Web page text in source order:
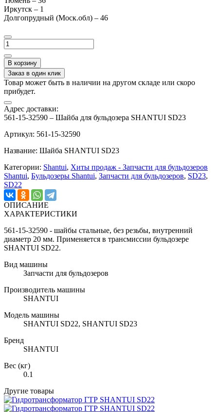
Иркутск – 1
Долгопрудный (Моск.обл) – 46
В корзину
Заказ в один клик
Товар может быть в наличии на другом складе или скоро
прибудет.
Адрес доставки:
561-15-32590 – Шайба для бульдозера SHANTUI SD23
Артикул: 561-15-32590
Название: Шайба SHANTUI SD23
Категории: Shantui, Хиты продаж - Запчасти для бульдозеров
Shantui, Бульдозеры Shantui, Запчасти для бульдозеров, SD23,
SD22
ОПИСАНИЕ
ХАРАКТЕРИСТИКИ
561-15-32590 - шайбы стальные, без резьбы, внутренний
диаметр 20 мм. Применяется в трансмиссии бульдозере
SHANTUI SD22.
Вид машины
Запчасти для бульдозеров
Производитель машины
SHANTUI
Модель машины
SHANTUI SD22, SHANTUI SD23
Бренд
SHANTUI
Вес (кг)
0.1
Другие товары